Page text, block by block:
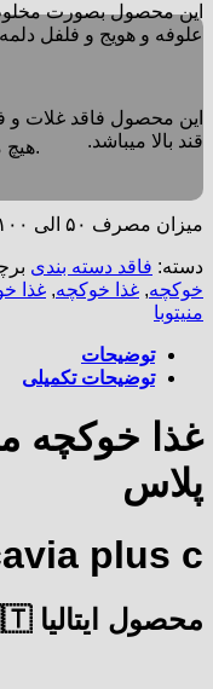
هیچ محصولی در سبد خرید نیست.
این محصول بصورت
علوفه و هویج و فلفل
این محصول فاقد غلات و
قند بالا میباشد.
میزان مصرف ۵۰ الی ۱۰۰ گرم بصورت روزانه.
دسته: فاقد دسته بندی
خوکچه, غذا خوکچه, غذا
منیتوبا
توضیحات
توضیحات تکمیلی
غذا خوکچه
پلاس
plus c
محصول ایتالیا 🇮🇹